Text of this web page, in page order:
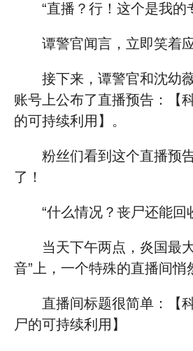
“直播？行！这个是我的
谭警官闻言，立即笑着应
接下来，谭警官和沈幼
账号上公布了直播预告：【
的可持续利用】。
粉丝们看到这个直播预
了！
“什么情况？丧尸还能回
当天下午两点，炎国最
音”上，一个特殊的直播间悄
直播间标题很简单：【
尸的可持续利用】